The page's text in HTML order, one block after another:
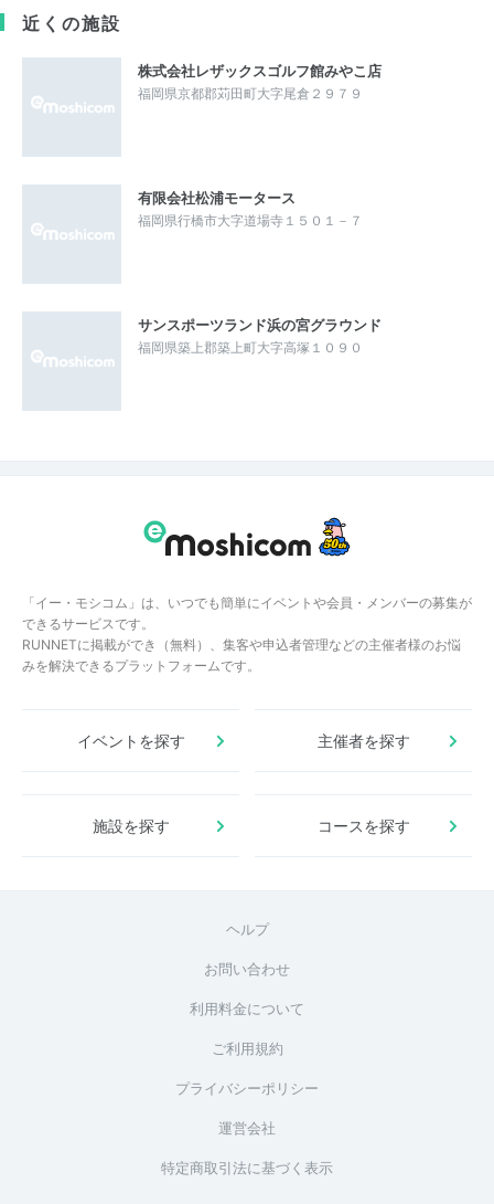
近くの施設
株式会社レザックスゴルフ館みやこ店
福岡県京都郡苅田町大字尾倉２９７９
有限会社松浦モータース
福岡県行橋市大字道場寺１５０１－７
サンスポーツランド浜の宮グラウンド
福岡県築上郡築上町大字高塚１０９０
「イー・モシコム」は、いつでも簡単にイベントや会員・メンバーの募集が
できるサービスです。
RUNNETに掲載ができ（無料）、集客や申込者管理などの主催者様のお悩
みを解決できるプラットフォームです。
イベントを探す 主催者を探す
施設を探す コースを探す
ヘルプ
お問い合わせ
利用料金について
ご利用規約
プライバシーポリシー
運営会社
特定商取引法に基づく表示